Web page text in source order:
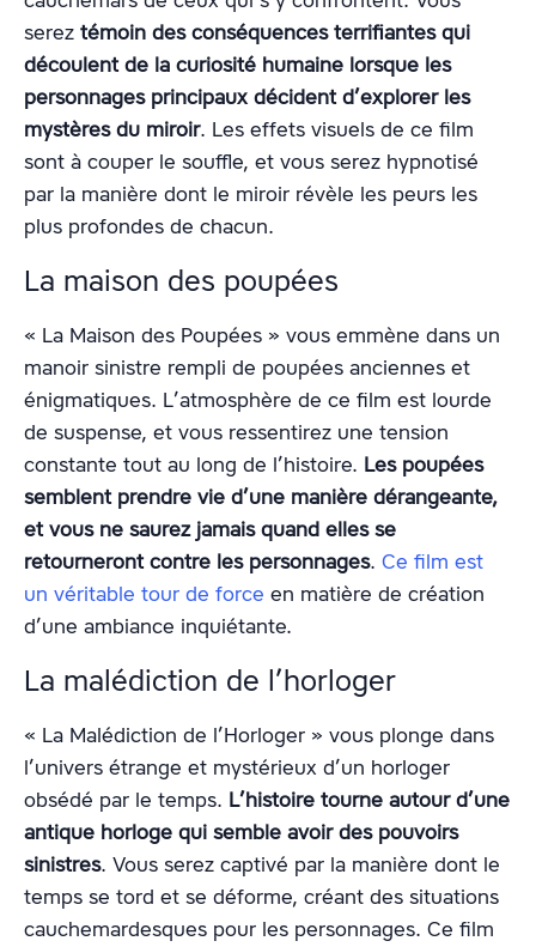
serez témoin des conséquences terrifiantes qui
découlent de la curiosité humaine lorsque les
personnages principaux décident d’explorer les
mystères du miroir. Les effets visuels de ce film
sont à couper le souffle, et vous serez hypnotisé
par la manière dont le miroir révèle les peurs les
plus profondes de chacun.
La maison des poupées
« La Maison des Poupées » vous emmène dans un
manoir sinistre rempli de poupées anciennes et
énigmatiques. L’atmosphère de ce film est lourde
de suspense, et vous ressentirez une tension
constante tout au long de l’histoire. Les poupées
semblent prendre vie d’une manière dérangeante,
et vous ne saurez jamais quand elles se
retourneront contre les personnages. Ce film est
un véritable tour de force en matière de création
d’une ambiance inquiétante.
La malédiction de l’horloger
« La Malédiction de l’Horloger » vous plonge dans
l’univers étrange et mystérieux d’un horloger
obsédé par le temps. L’histoire tourne autour d’une
antique horloge qui semble avoir des pouvoirs
sinistres. Vous serez captivé par la manière dont le
temps se tord et se déforme, créant des situations
cauchemardesques pour les personnages. Ce film